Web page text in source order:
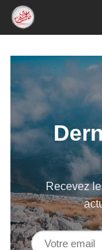
Passer
Recevez